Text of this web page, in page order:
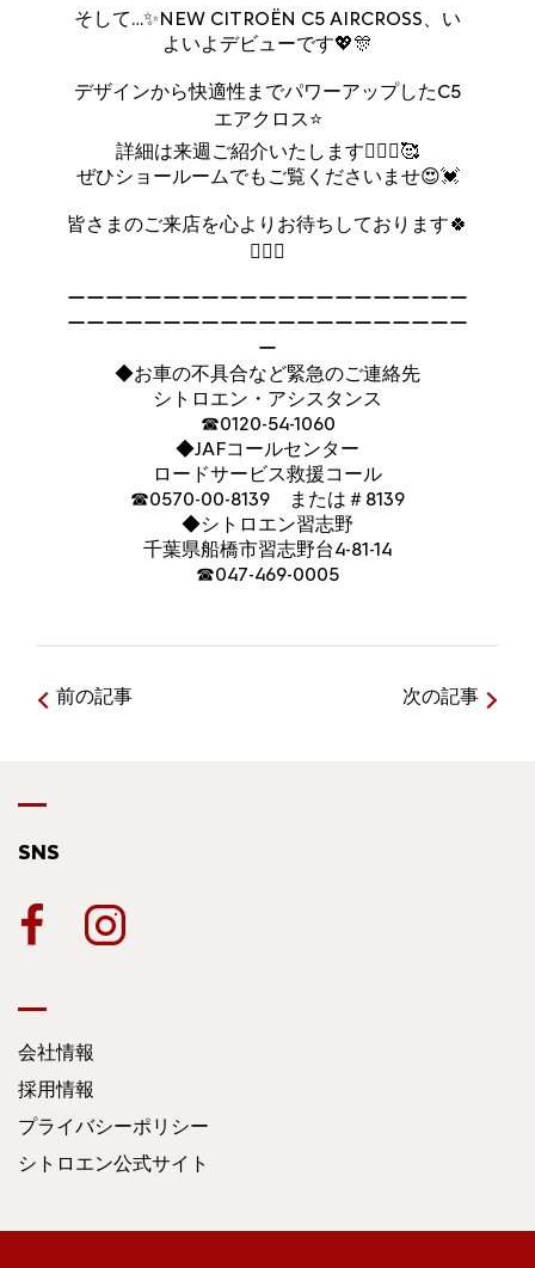
そして…✨NEW CITROËN C5 AIRCROSS、い
よいよデビューです💖🎊
デザインから快適性までパワーアップしたC5
エアクロス⭐
詳細は来週ご紹介いたします💁🏻‍♀️🥰
ぜひショールームでもご覧くださいませ😍💓
皆さまのご来店を心よりお待ちしております🍀
🙇🏻‍♀️
ーーーーーーーーーーーーーーーーーーーーー
ーーーーーーーーーーーーーーーーーーーーー
ー
◆お車の不具合など緊急のご連絡先
シトロエン・アシスタンス
☎0120-54-1060
◆JAFコールセンター
ロードサービス救援コール
☎0570-00-8139 または＃8139
◆シトロエン習志野
千葉県船橋市習志野台4-81-14
☎047-469-0005
前の記事 次の記事
SNS
会社情報
採用情報
プライバシーポリシー
シトロエン公式サイト